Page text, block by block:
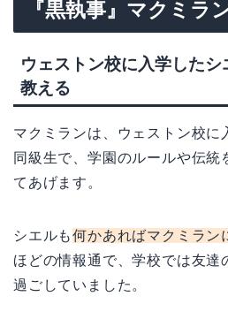
『黒執事』マクミラ
ウェストン校に入学した
教える
マクミランは、ウェストン校に
同級生で、学園のルールや伝統
てあげます。
シエルも何かあればマクミラン
ほどの情報通で、学校では友達
過ごしていました。